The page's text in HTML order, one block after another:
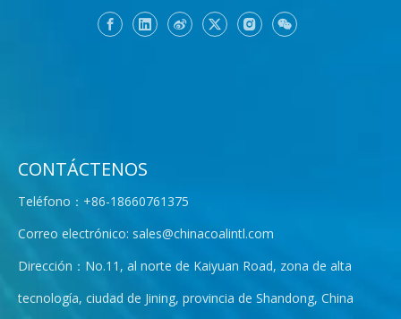
CONTÁCTENOS
Teléfono：+86-18660761375
Correo electrónico: sales@chinacoalintl.com
Dirección：No.11, al norte de Kaiyuan Road, zona de alta
tecnología, ciudad de Jining, provincia de Shandong, China